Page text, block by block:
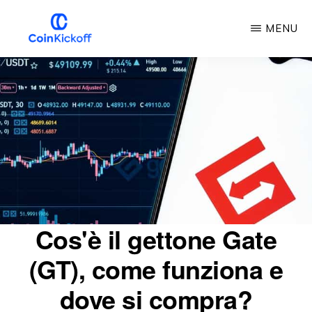
contenuto
principale
CALCIO
D'INIZIO
DELLA
MONETA
MENU
Cos'è il gettone Gate
(GT), come funziona e
dove si compra?